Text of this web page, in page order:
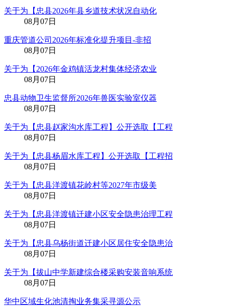
关于为【忠县2026年县乡道技术状况自动化
08月07日
重庆管道公司2026年标准化提升项目-非招
08月07日
关于为【2026年金鸡镇活龙村集体经济农业
08月07日
忠县动物卫生监督所2026年兽医实验室仪器
08月07日
关于为【忠县赵家沟水库工程】公开选取【工程
08月07日
关于为【忠县杨眉水库工程】公开选取【工程招
08月07日
关于为【忠县洋渡镇花岭村等2027年市级美
08月07日
关于为【忠县洋渡镇迁建小区安全隐患治理工程
08月07日
关于为【忠县乌杨街道迁建小区居住安全隐患治
08月07日
关于为【拔山中学新建综合楼采购安装音响系统
08月07日
华中区域生化池清掏业务集采寻源公示